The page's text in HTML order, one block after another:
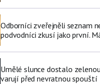
Odborníci zveřejněli seznam
podvodníci zkusí jako první.
Umělé slunce dostalo
varují před nevratnou spouští